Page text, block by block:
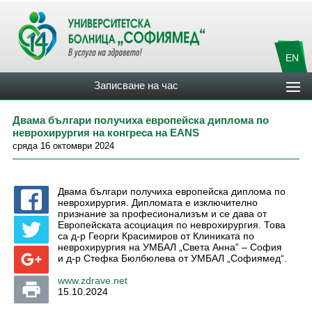
EN
Записване на час
Двама българи получиха европейска диплома по
неврохирургия на конгреса на EANS
сряда 16 октомври 2024
Двама българи получиха европейска диплома по
неврохирургия. Дипломата е изключително
признание за професионализъм и се дава от
Европейската асоциация по неврохирургия. Това
са д-р Георги Красимиров от Клиниката по
неврохирургия на УМБАЛ „Света Анна” – София
и д-р Стефка Бюлбюлева от УМБАЛ „Софиямед“.
www.zdrave.net
15.10.2024